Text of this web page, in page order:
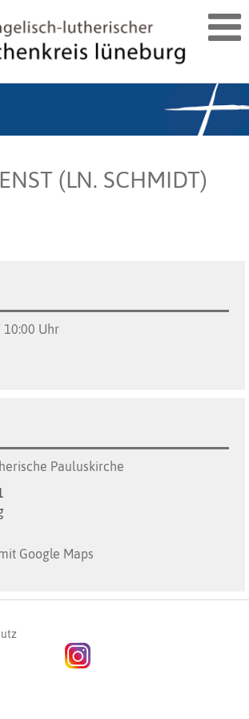
(LN. SCHMIDT)
10:00 Uhr
Pauluskirche
Google Maps